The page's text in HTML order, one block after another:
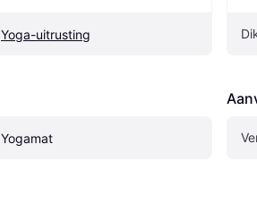
Yoga-uitrusting
Yogamat